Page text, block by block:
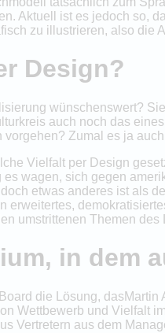
Aktuell ist es jedoch so,
zu illustrieren, also die
Design?
wünschenswert?
auch noch das
vorgehen? Zumal es ja
Vielfalt per Design
es wagen, sich gegen
etwas anderes ist als
erweitertes,
umstrittenen Themen des
in dem
die Lösung,
Wettbewerb und Vielfalt
Vertretern aus dem